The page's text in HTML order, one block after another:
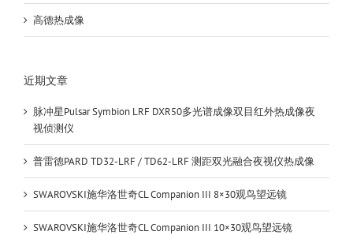
高德热成像
近期文章
脉冲星Pulsar Symbion LRF DXR50多光谱成像双目红外热成像夜
视侦测仪
普雷德PARD TD32-LRF / TD62-LRF 测距双光融合夜视仪热成像
SWAROVSKI施华洛世奇CL Companion III 8×30观鸟望远镜
SWAROVSKI施华洛世奇CL Companion III 10×30观鸟望远镜